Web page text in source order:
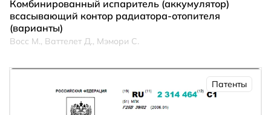
Комбинированный испаритель (аккумулятор)
всасывающий контор радиатора-отопителя
(варианты)
Восс М., Ваттелет Д., Мэмори С.
Патенты